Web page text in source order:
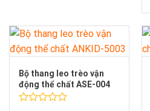
5
sao
Bộ thang leo trèo vận
động thể chất ASE-004